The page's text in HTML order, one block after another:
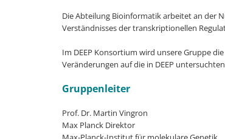
Die Abteilung Bioinformatik arbeitet an der
Verständnisses der transkriptionellen
Im DEEP Konsortium wird unsere Gruppe
Veränderungen auf die in DEEP
Gruppenleiter
Prof. Dr. Martin Vingron
Max Planck Direktor